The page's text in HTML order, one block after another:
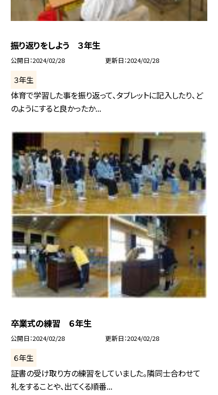
振り返りをしよう ３年生
公開日 2024/02/28 更新日 2024/02/28
３年生
体育で学習した事を振り返って、タブレットに記入したり、ど
のようにすると良かったか...
卒業式の練習 ６年生
公開日 2024/02/28 更新日 2024/02/28
６年生
証書の受け取り方の練習をしていました。隣同士合わせて
礼をすることや、出てくる順番...